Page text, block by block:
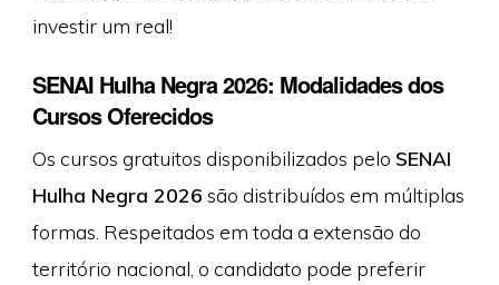
investir um real!
SENAI Hulha Negra 2026: Modalidades dos
Cursos Oferecidos
Os cursos gratuitos disponibilizados pelo SENAI
Hulha Negra 2026 são distribuídos em múltiplas
formas. Respeitados em toda a extensão do
território nacional, o candidato pode preferir